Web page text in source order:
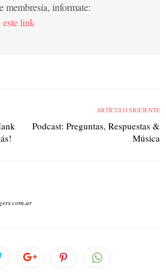
membresía, informate:
link
ARTÍCULO SIGUIENTE
Podcast: Preguntas, Respuestas &
Música